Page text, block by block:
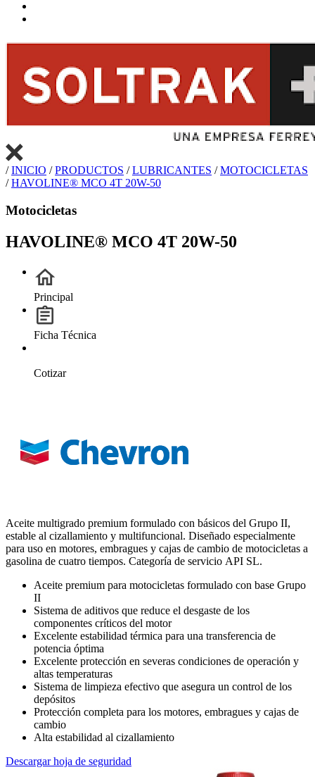
/INICIO /PRODUCTOS /LUBRICANTES /MOTOCICLETAS
/HAVOLINE® MCO 4T 20W-50
Motocicletas
HAVOLINE® MCO 4T 20W-50
Principal
Ficha Técnica
Cotizar
Aceite multigrado premium formulado con básicos del Grupo II,
estable al cizallamiento y multifuncional. Diseñado especialmente
para uso en motores, embragues y cajas de cambio de motocicletas a
gasolina de cuatro tiempos. Categoría de servicio API SL.
Aceite premium para motocicletas formulado con base Grupo
II
Sistema de aditivos que reduce el desgaste de los
componentes críticos del motor
Excelente estabilidad térmica para una transferencia de
potencia óptima
Excelente protección en severas condiciones de operación y
altas temperaturas
Sistema de limpieza efectivo que asegura un control de los
depósitos
Protección completa para los motores, embragues y cajas de
cambio
Alta estabilidad al cizallamiento
Descargar hoja de seguridad